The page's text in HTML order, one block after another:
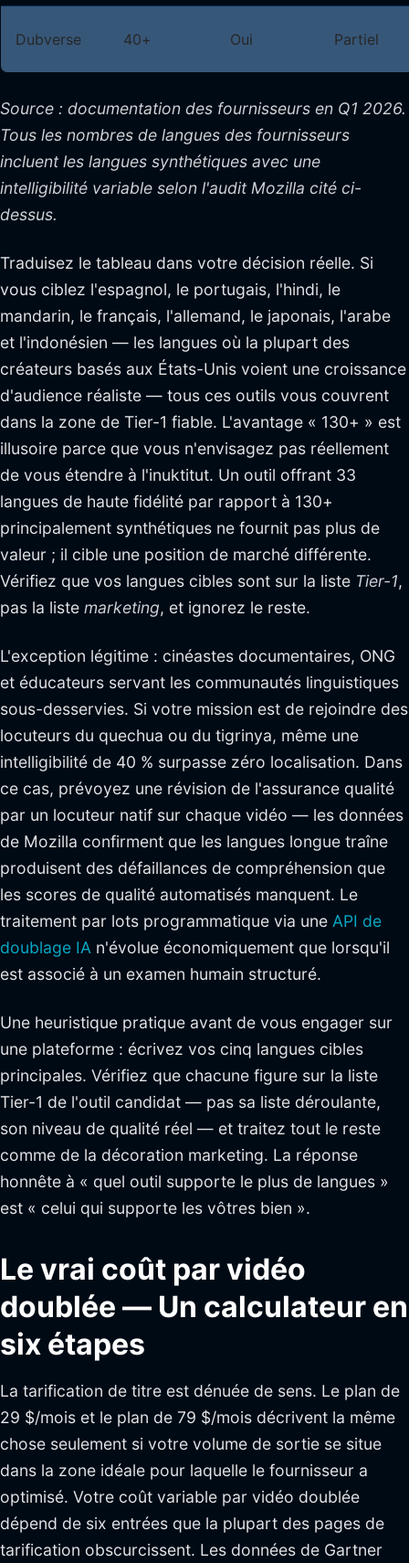
Dubverse 40+ Oui Partiel
Source : documentation des fournisseurs en Q1 2026.
Tous les nombres de langues des fournisseurs
incluent les langues synthétiques avec une
intelligibilité variable selon l'audit Mozilla cité ci-
dessus.
Traduisez le tableau dans votre décision réelle. Si
vous ciblez l'espagnol, le portugais, l'hindi, le
mandarin, le français, l'allemand, le japonais, l'arabe
et l'indonésien — les langues où la plupart des
créateurs basés aux États-Unis voient une croissance
d'audience réaliste — tous ces outils vous couvrent
dans la zone de Tier-1 fiable. L'avantage « 130+ » est
illusoire parce que vous n'envisagez pas réellement
de vous étendre à l'inuktitut. Un outil offrant 33
langues de haute fidélité par rapport à 130+
principalement synthétiques ne fournit pas plus de
valeur ; il cible une position de marché différente.
Vérifiez que vos langues cibles sont sur la liste Tier-1,
pas la liste marketing, et ignorez le reste.
L'exception légitime : cinéastes documentaires, ONG
et éducateurs servant les communautés linguistiques
sous-desservies. Si votre mission est de rejoindre des
locuteurs du quechua ou du tigrinya, même une
intelligibilité de 40 % surpasse zéro localisation. Dans
ce cas, prévoyez une révision de l'assurance qualité
par un locuteur natif sur chaque vidéo — les données
de Mozilla confirment que les langues longue traîne
produisent des défaillances de compréhension que
les scores de qualité automatisés manquent. Le
traitement par lots programmatique via une API de
doublage IA n'évolue économiquement que lorsqu'il
est associé à un examen humain structuré.
Une heuristique pratique avant de vous engager sur
une plateforme : écrivez vos cinq langues cibles
principales. Vérifiez que chacune figure sur la liste
Tier-1 de l'outil candidat — pas sa liste déroulante,
son niveau de qualité réel — et traitez tout le reste
comme de la décoration marketing. La réponse
honnête à « quel outil supporte le plus de langues »
est « celui qui supporte les vôtres bien ».
Le vrai coût par vidéo
doublée — Un calculateur en
six étapes
La tarification de titre est dénuée de sens. Le plan de
29 $/mois et le plan de 79 $/mois décrivent la même
chose seulement si votre volume de sortie se situe
dans la zone idéale pour laquelle le fournisseur a
optimisé. Votre coût variable par vidéo doublée
dépend de six entrées que la plupart des pages de
tarification obscurcissent. Les données de Gartner